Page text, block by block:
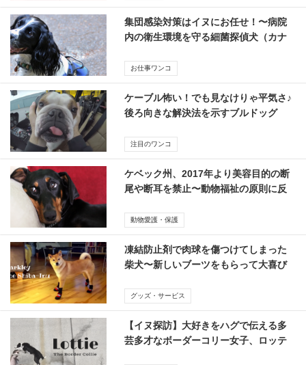
集団感染対策はイヌにお任せ！〜病院
内の衛生環境を守る細菌探偵犬（カナ
お仕事ワンコ
ケーブル怖い！でも見なけりゃ平気さ♪
後ろ向きな解決法を示すブルドッグ
注目のワンコ
ケベック州、2017年より美容目的の断
尾や断耳を禁止〜動物福祉の原則に反
動物愛護・保護
凍結防止剤で肉球を傷つけてしまった
柴犬〜新しいブーツをもらって大喜び
グッズ・サービス
【イヌ探訪】大好きをハグで伝える多
芸多才なボーダーコリー女子、ロッテ